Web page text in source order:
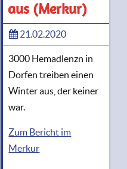
aus (Merkur)
21.02.2020
3000 Hemadlenzn in
Dorfen treiben einen
Winter aus, der keiner
war.
Zum Bericht im
Merkur